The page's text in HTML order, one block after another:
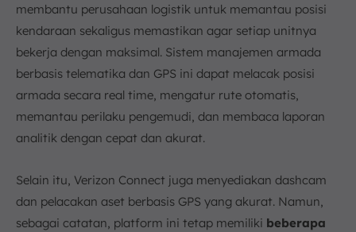
membantu perusahaan logistik untuk memantau posisi
kendaraan sekaligus memastikan agar setiap unitnya
bekerja dengan maksimal. Sistem manajemen armada
berbasis telematika dan GPS ini dapat melacak posisi
armada secara real time, mengatur rute otomatis,
memantau perilaku pengemudi, dan membaca laporan
analitik dengan cepat dan akurat.
Selain itu, Verizon Connect juga menyediakan dashcam
dan pelacakan aset berbasis GPS yang akurat. Namun,
sebagai catatan, platform ini tetap memiliki beberapa